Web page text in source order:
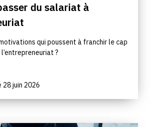
du salariat à
qui poussent à franchir le cap
?
28 juin 2026